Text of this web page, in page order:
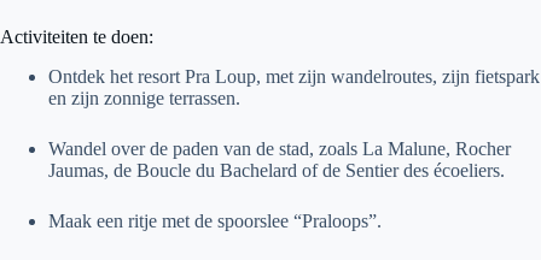
Activiteiten te doen:
Ontdek het resort Pra Loup, met zijn wandelroutes, zijn fietspark
en zijn zonnige terrassen.
Wandel over de paden van de stad, zoals La Malune, Rocher
Jaumas, de Boucle du Bachelard of de Sentier des écoeliers.
Maak een ritje met de spoorslee “Praloops”.